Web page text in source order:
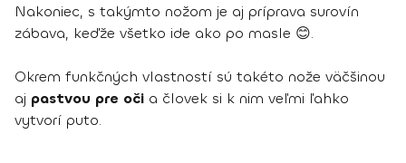
Nakoniec, s takýmto nožom je aj príprava surovín
zábava, keďže všetko ide ako po masle 😊.
Okrem funkčných vlastností sú takéto nože väčšinou
aj pastvou pre oči a človek si k nim veľmi ľahko
vytvorí puto.